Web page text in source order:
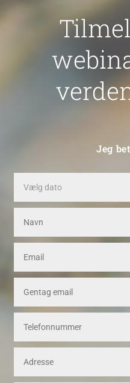
Jeg